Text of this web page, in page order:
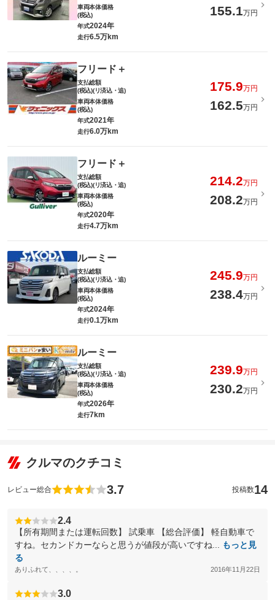
車両本体価格
(税込)
155.1万円
年式2024年
走行6.5万km
フリード＋
支払総額
(税込)(リ済込・追)
175.9万円
車両本体価格
(税込)
162.5万円
年式2021年
走行6.0万km
フリード＋
支払総額
(税込)(リ済込・追)
214.2万円
車両本体価格
(税込)
208.2万円
年式2020年
走行4.7万km
ルーミー
支払総額
(税込)(リ済込・追)
245.9万円
車両本体価格
(税込)
238.4万円
年式2024年
走行0.1万km
ルーミー
支払総額
(税込)(リ済込・追)
239.9万円
車両本体価格
(税込)
230.2万円
年式2026年
走行7km
クルマのクチコミ
レビュー総合 3.7 投稿数14
2.4
【所有期間または運転回数】 試乗車 【総合評価】 軽自動車で
すね。セカンドカーならと思うが値段が高いですね...
もっと見
る
ありふれて、、、、。 2016年11月22日
3.0